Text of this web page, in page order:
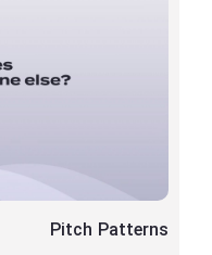
Pitch Patterns